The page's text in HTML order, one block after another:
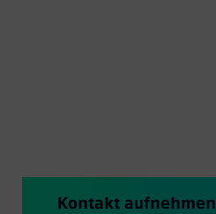
Kontakt aufnehmen